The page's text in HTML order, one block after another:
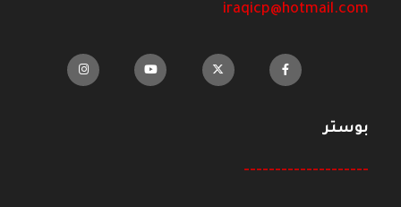
iraqicp@hotmail.com
بوستر
--------------------